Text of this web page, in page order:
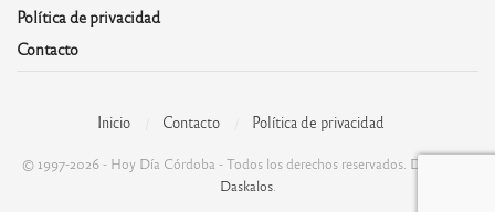
Política de privacidad
Contacto
Inicio Contacto Política de privacidad
© 1997-2026 - Hoy Día Córdoba - Todos los derechos reservados. Desarrolla:
Daskalos.